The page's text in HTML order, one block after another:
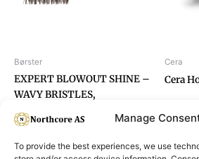
Manage
To provide the best experiences, we use
Børster
EXPERT BLOWOUT SHINE –
WAVY BRISTLES,
GOLD&BROWN Ø65
Cera
Cera